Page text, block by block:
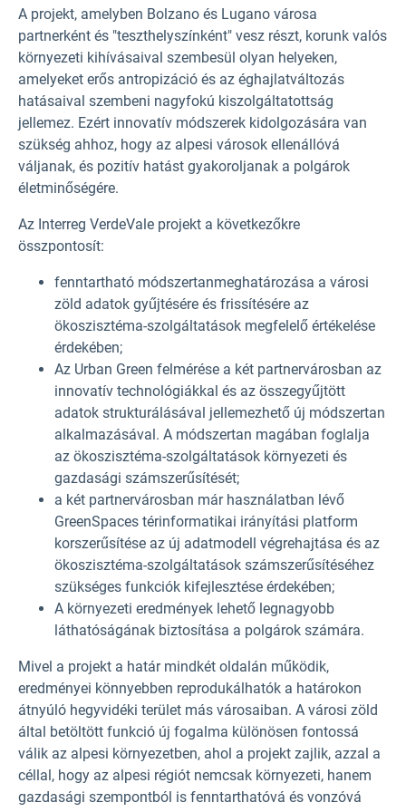
A projekt, amelyben Bolzano és Lugano városa
partnerként és "teszthelyszínként" vesz részt, korunk valós
környezeti kihívásaival szembesül olyan helyeken,
amelyeket erős antropizáció és az éghajlatváltozás
hatásaival szembeni nagyfokú kiszolgáltatottság
jellemez. Ezért innovatív módszerek kidolgozására van
szükség ahhoz, hogy az alpesi városok ellenállóvá
váljanak, és pozitív hatást gyakoroljanak a polgárok
életminőségére.
Az Interreg VerdeVale projekt a következőkre
összpontosít:
fenntartható módszertanmeghatározása a városi
zöld adatok gyűjtésére és frissítésére az
ökoszisztéma-szolgáltatások megfelelő értékelése
érdekében;
Az Urban Green felmérése a két partnervárosban az
innovatív technológiákkal és az összegyűjtött
adatok strukturálásával jellemezhető új módszertan
alkalmazásával. A módszertan magában foglalja
az ökoszisztéma-szolgáltatások környezeti és
gazdasági számszerűsítését;
a két partnervárosban már használatban lévő
GreenSpaces térinformatikai irányítási platform
korszerűsítése az új adatmodell végrehajtása és az
ökoszisztéma-szolgáltatások számszerűsítéséhez
szükséges funkciók kifejlesztése érdekében;
A környezeti eredmények lehető legnagyobb
láthatóságának biztosítása a polgárok számára.
Mivel a projekt a határ mindkét oldalán működik,
eredményei könnyebben reprodukálhatók a határokon
átnyúló hegyvidéki terület más városaiban. A városi zöld
által betöltött funkció új fogalma különösen fontossá
válik az alpesi környezetben, ahol a projekt zajlik, azzal a
céllal, hogy az alpesi régiót nemcsak környezeti, hanem
gazdasági szempontból is fenntarthatóvá és vonzóvá